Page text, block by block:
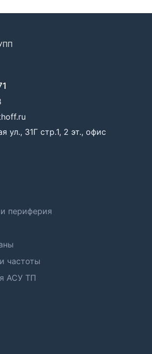
ул., 31Г стр.1, 2 эт., офис
периферия
частоты
АСУ ТП